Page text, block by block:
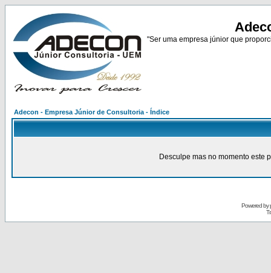
"Ser uma empresa júnior que
Adecon - Empresa Júnior de Consultoria - Índice
Desculpe mas no momento este
Powered by